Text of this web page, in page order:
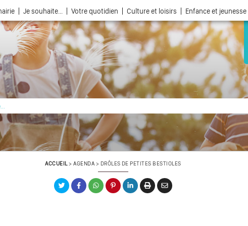
Je souhaite... Votre quotidien Culture et loisirs Enfance et jeunesse
ACCUEIL>AGENDA > DRÔLES DE PETITES BESTIOLES